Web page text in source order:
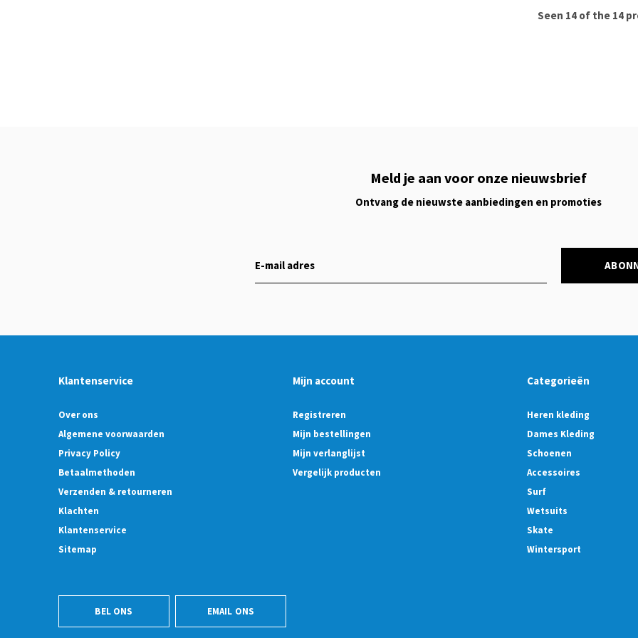
Seen 14 of the 14
Meld je aan voor onze nieuwsbrief
Ontvang de nieuwste aanbiedingen en promoties
Klantenservice
Over ons
Algemene voorwaarden
Privacy Policy
Betaalmethoden
Verzenden & retourneren
Klachten
Klantenservice
Sitemap
Mijn account
Registreren
Mijn bestellingen
Mijn verlanglijst
Vergelijk producten
Categorieën
Heren kleding
Dames Kleding
Schoenen
Accessoires
Surf
Wetsuits
Skate
Wintersport
BEL ONS EMAIL ONS